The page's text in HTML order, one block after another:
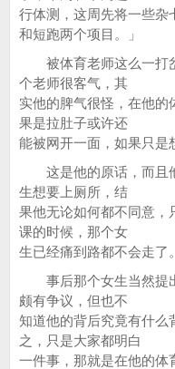
行体测，这周先将一些杂
和短跑两个项目。」
被体育老师这么一打
个老师很客气，其
实他的脾气很怪，在他的
果是拉肚子或许还
能被网开一面，如果只是
这是他的原话，而且
生想要上厕所，结
果他无论如何都不同意，
课的时候，那个女
生已经痛到路都不会走了。
事后那个女生当然提
颇有争议，但也不
知道他的背后究竟有什么
之，只是大家都明白
一件事，那就是在他的体